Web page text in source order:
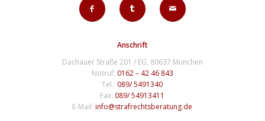
Anschrift
Dachauer Straße 201 / EG, 80637 München
Notruf: 0162 – 42 46 843
Tel.: 089/ 5491340
Fax: 089/ 54913411
E-Mail:info@strafrechtsberatung.de